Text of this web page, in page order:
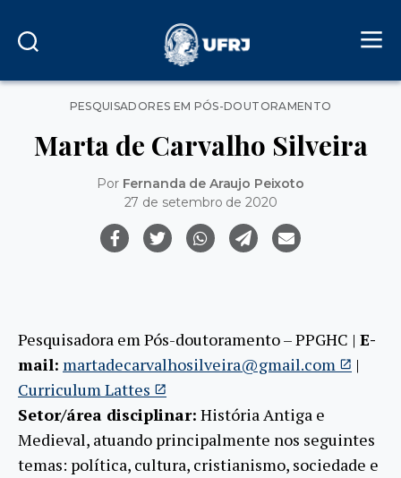
Categorias
PESQUISADORES EM PÓS-DOUTORAMENTO
Marta de Carvalho Silveira
Por Fernanda de Araujo Peixoto
27 de setembro de 2020
Pesquisadora em Pós-doutoramento – PPGHC | E-
mail: martadecarvalhosilveira@gmail.com
|
Curriculum Lattes
Setor/área disciplinar: História Antiga e
Medieval, atuando principalmente nos seguintes
temas: política, cultura, cristianismo, sociedade e